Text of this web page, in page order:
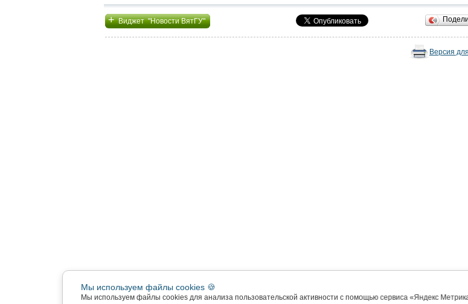
+Виджет "Новости ВятГУ"
Версия
Мы используем файлы cookies 🍪
Мы используем файлы cookies для анализа пользовательской активности с помощью сервиса «Яндекс